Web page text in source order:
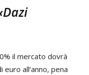
il mercato dovrà
all’anno, pena